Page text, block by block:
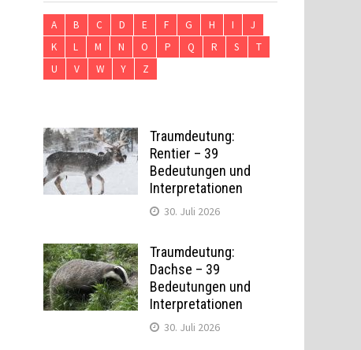
A B C D E F G H I
J
K
L M N O P Q R S
T
U
V W Y Z
Traumdeutung:
Rentier – 39
Bedeutungen und
Interpretationen
30. Juli 2026
Traumdeutung:
Dachse – 39
Bedeutungen und
Interpretationen
30. Juli 2026